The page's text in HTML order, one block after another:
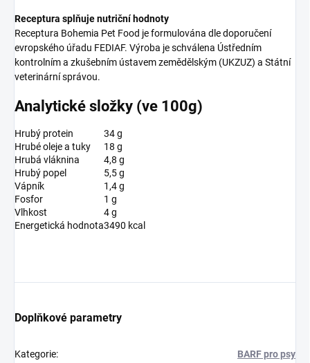
Receptura splňuje nutriční hodnoty
Receptura Bohemia Pet Food je formulována dle doporučení
evropského úřadu FEDIAF. Výroba je schválena Ústředním
kontrolním a zkušebním ústavem zemědělským (UKZUZ) a Státní
veterinární správou.
Analytické složky (ve 100g)
Hrubý protein
34 g
Hrubé oleje a tuky
18 g
Hrubá vláknina
4,8 g
Hrubý popel
5,5 g
Vápník
1,4 g
Fosfor
1 g
Vlhkost
4 g
Energetická hodnota3490 kcal
Doplňkové parametry
Kategorie: BARF pro psy